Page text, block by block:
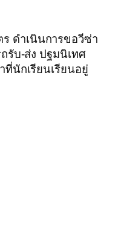
ดำเนินการขอวีซ่า
รับ-ส่ง ปฐมนิเทศ
ที่นักเรียนเรียนอยู่